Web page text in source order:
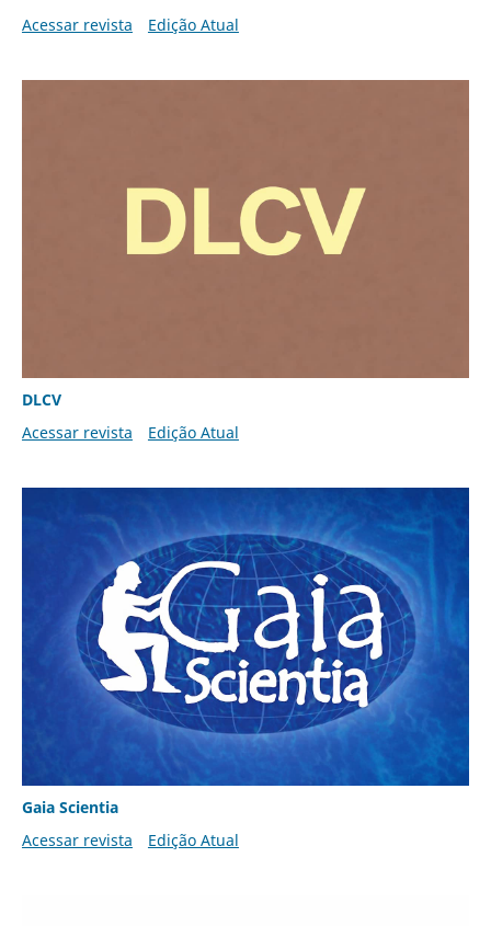
Acessar revista
Edição Atual
DLCV
Acessar revista
Edição Atual
Gaia Scientia
Acessar revista
Edição Atual